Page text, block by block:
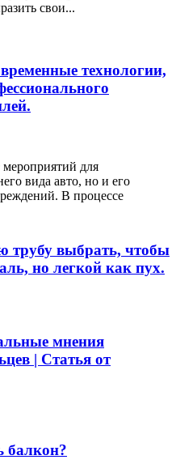
свои...
технологии,
для
вида авто, но и его
В процессе
трубу выбрать, чтобы
но легкой как пух.
мнения
| Статья от
балкон?